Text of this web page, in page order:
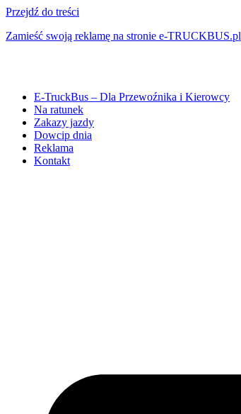
Przejdź do treści
Zamieść swoją reklamę na stronie e-TRUCKBUS.pl
E-TruckBus – Dla Przewoźnika i Kierowcy
Na ratunek
Zakazy jazdy
Dowcip dnia
Reklama
Kontakt